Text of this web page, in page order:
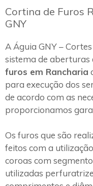
Cortina de Furos
GNY
A Águia GNY –
sistema de aberturas
furos em Rancharia
para execução dos
de acordo com as
proporcionamos
Os furos que são
feitos com a
coroas com
utilizadas